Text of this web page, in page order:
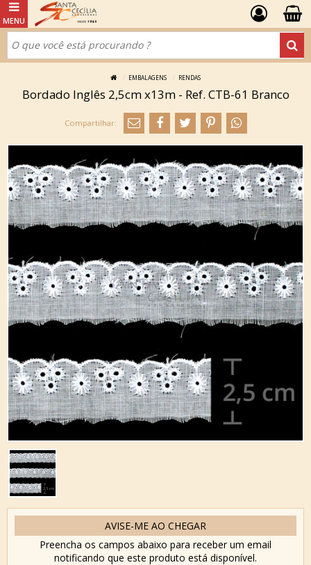
EMBALAGENS RENDAS
Bordado Inglês 2,5cm x13m - Ref. CTB-61 Branco
AVISE-ME AO CHEGAR
Preencha os campos abaixo para receber um email
notificando que este produto está disponível.